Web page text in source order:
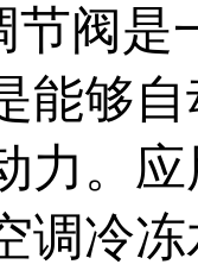
节阀
能够
力。
调冷